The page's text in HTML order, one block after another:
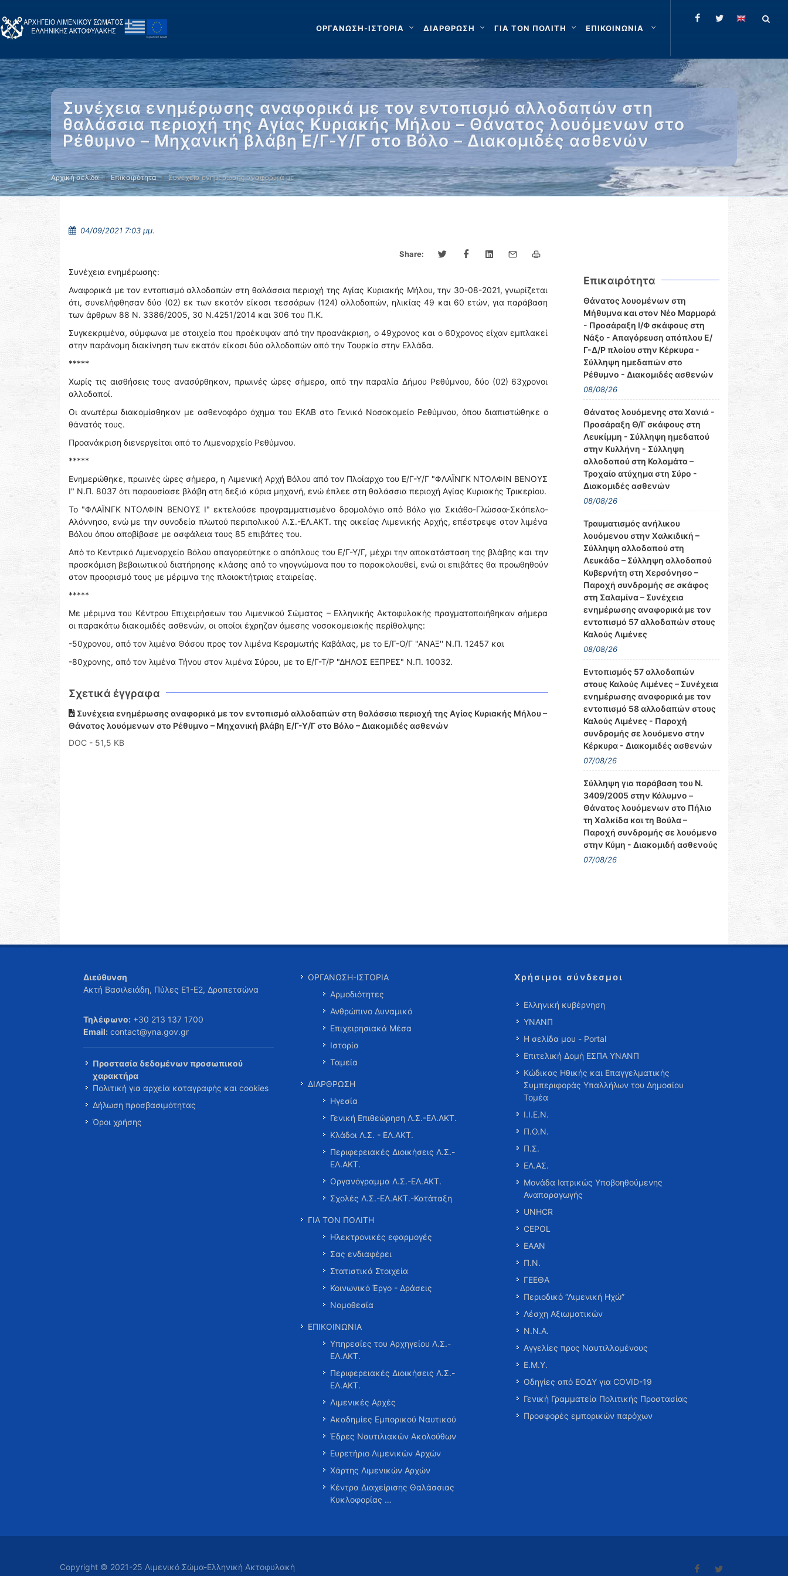
ΟΡΓΑΝΩΣΗ-ΙΣΤΟΡΙΑ ΔΙΑΡΘΡΩΣΗ ΓΙΑ ΤΟΝ ΠΟΛΙΤΗ ΕΠΙΚΟΙΝΩΝΙΑ
Συνέχεια ενημέρωσης αναφορικά με τον εντοπισμό αλλοδαπών στη
θαλάσσια περιοχή της Αγίας Κυριακής Μήλου – Θάνατος λουόμενων στο
Ρέθυμνο – Μηχανική βλάβη Ε/Γ-Υ/Γ στο Βόλο – Διακομιδές ασθενών
Αρχική σελίδα Επικαιρότητα Συνέχεια ενημέρωσης αναφορικά με …
04/09/2021 7:03 μμ.
Share:
Συνέχεια ενημέρωσης:
Αναφορικά με τον εντοπισμό αλλοδαπών στη θαλάσσια περιοχή της Αγίας Κυριακής Μήλου, την 30-08-2021, γνωρίζεται
ότι, συνελήφθησαν δύο (02) εκ των εκατόν είκοσι τεσσάρων (124) αλλοδαπών, ηλικίας 49 και 60 ετών, για παράβαση
των άρθρων 88 Ν. 3386/2005, 30 Ν.4251/2014 και 306 του Π.Κ.
Συγκεκριμένα, σύμφωνα με στοιχεία που προέκυψαν από την προανάκριση, ο 49χρονος και ο 60χρονος είχαν εμπλακεί
στην παράνομη διακίνηση των εκατόν είκοσι δύο αλλοδαπών από την Τουρκία στην Ελλάδα.
*****
Χωρίς τις αισθήσεις τους ανασύρθηκαν, πρωινές ώρες σήμερα, από την παραλία Δήμου Ρεθύμνου, δύο (02) 63χρονοι
αλλοδαποί.
Οι ανωτέρω διακομίσθηκαν με ασθενοφόρο όχημα του ΕΚΑΒ στο Γενικό Νοσοκομείο Ρεθύμνου, όπου διαπιστώθηκε ο
θάνατός τους.
Προανάκριση διενεργείται από το Λιμεναρχείο Ρεθύμνου.
*****
Ενημερώθηκε, πρωινές ώρες σήμερα, η Λιμενική Αρχή Βόλου από τον Πλοίαρχο του Ε/Γ-Υ/Γ "ΦΛΑΪΝΓΚ ΝΤΟΛΦΙΝ ΒΕΝΟΥΣ
Ι" Ν.Π. 8037 ότι παρουσίασε βλάβη στη δεξιά κύρια μηχανή, ενώ έπλεε στη θαλάσσια περιοχή Αγίας Κυριακής Τρικερίου.
Το "ΦΛΑΪΝΓΚ ΝΤΟΛΦΙΝ ΒΕΝΟΥΣ Ι" εκτελούσε προγραμματισμένο δρομολόγιο από Βόλο για Σκιάθο-Γλώσσα-Σκόπελο-
Αλόννησο, ενώ με την συνοδεία πλωτού περιπολικού Λ.Σ.-ΕΛ.ΑΚΤ. της οικείας Λιμενικής Αρχής, επέστρεψε στον λιμένα
Βόλου όπου αποβίβασε με ασφάλεια τους 85 επιβάτες του.
Από το Κεντρικό Λιμεναρχείο Βόλου απαγορεύτηκε ο απόπλους του Ε/Γ-Υ/Γ, μέχρι την αποκατάσταση της βλάβης και την
προσκόμιση βεβαιωτικού διατήρησης κλάσης από το νηογνώμονα που το παρακολουθεί, ενώ οι επιβάτες θα προωθηθούν
στον προορισμό τους με μέριμνα της πλοιοκτήτριας εταιρείας.
*****
Με μέριμνα του Κέντρου Επιχειρήσεων του Λιμενικού Σώματος – Ελληνικής Ακτοφυλακής πραγματοποιήθηκαν σήμερα
οι παρακάτω διακομιδές ασθενών, οι οποίοι έχρηζαν άμεσης νοσοκομειακής περίθαλψης:
-50χρονου, από τον λιμένα Θάσου προς τον λιμένα Κεραμωτής Καβάλας, με το Ε/Γ-Ο/Γ ''ΑΝΑΞ'' Ν.Π. 12457 και
-80χρονης, από τον λιμένα Τήνου στον λιμένα Σύρου, με το Ε/Γ-Τ/Ρ "ΔΗΛΟΣ ΕΞΠΡΕΣ" Ν.Π. 10032.
Σχετικά έγγραφα
Συνέχεια ενημέρωσης αναφορικά με τον εντοπισμό αλλοδαπών στη θαλάσσια περιοχή της Αγίας Κυριακής Μήλου –
Θάνατος λουόμενων στο Ρέθυμνο – Μηχανική βλάβη Ε/Γ-Υ/Γ στο Βόλο – Διακομιδές ασθενών
DOC - 51,5 KB
Επικαιρότητα
Θάνατος λουομένων στη
Μήθυμνα και στον Νέο Μαρμαρά
- Προσάραξη Ι/Φ σκάφους στη
Νάξο - Απαγόρευση απόπλου Ε/
Γ-Δ/Ρ πλοίου στην Κέρκυρα -
Σύλληψη ημεδαπών στο
Ρέθυμνο - Διακομιδές ασθενών
08/08/26
Θάνατος λουόμενης στα Χανιά -
Προσάραξη Θ/Γ σκάφους στη
Λευκίμμη - Σύλληψη ημεδαπού
στην Κυλλήνη - Σύλληψη
αλλοδαπού στη Καλαμάτα –
Τροχαίο ατύχημα στη Σύρο -
Διακομιδές ασθενών
08/08/26
Τραυματισμός ανήλικου
λουόμενου στην Χαλκιδική –
Σύλληψη αλλοδαπού στη
Λευκάδα – Σύλληψη αλλοδαπού
Κυβερνήτη στη Χερσόνησο –
Παροχή συνδρομής σε σκάφος
στη Σαλαμίνα – Συνέχεια
ενημέρωσης αναφορικά με τον
εντοπισμό 57 αλλοδαπών στους
Καλούς Λιμένες
08/08/26
Εντοπισμός 57 αλλοδαπών
στους Καλούς Λιμένες – Συνέχεια
ενημέρωσης αναφορικά με τον
εντοπισμό 58 αλλοδαπών στους
Καλούς Λιμένες - Παροχή
συνδρομής σε λουόμενο στην
Κέρκυρα - Διακομιδές ασθενών
07/08/26
Σύλληψη για παράβαση του Ν.
3409/2005 στην Κάλυμνο –
Θάνατος λουόμενων στο Πήλιο
τη Χαλκίδα και τη Βούλα –
Παροχή συνδρομής σε λουόμενο
στην Κύμη - Διακομιδή ασθενούς
07/08/26
Διεύθυνση
Ακτή Βασιλειάδη, Πύλες Ε1-Ε2, Δραπετσώνα
Τηλέφωνο: +30 213 137 1700
Email: contact@yna.gov.gr
Προστασία δεδομένων προσωπικού
χαρακτήρα
Πολιτική για αρχεία καταγραφής και cookies
Δήλωση προσβασιμότητας
Όροι χρήσης
ΟΡΓΑΝΩΣΗ-ΙΣΤΟΡΙΑ
Αρμοδιότητες
Ανθρώπινο Δυναμικό
Επιχειρησιακά Μέσα
Ιστορία
Ταμεία
ΔΙΑΡΘΡΩΣΗ
Ηγεσία
Γενική Επιθεώρηση Λ.Σ.-ΕΛ.ΑΚΤ.
Κλάδοι Λ.Σ. - ΕΛ.ΑΚΤ.
Περιφερειακές Διοικήσεις Λ.Σ.-
ΕΛ.ΑΚΤ.
Οργανόγραμμα Λ.Σ.-ΕΛ.ΑΚΤ.
Σχολές Λ.Σ.-ΕΛ.ΑΚΤ.-Κατάταξη
ΓΙΑ ΤΟΝ ΠΟΛΙΤΗ
Ηλεκτρονικές εφαρμογές
Σας ενδιαφέρει
Στατιστικά Στοιχεία
Κοινωνικό Έργο - Δράσεις
Νομοθεσία
ΕΠΙΚΟΙΝΩΝΙΑ
Υπηρεσίες του Αρχηγείου Λ.Σ.-
ΕΛ.ΑΚΤ.
Περιφερειακές Διοικήσεις Λ.Σ.-
ΕΛ.ΑΚΤ.
Λιμενικές Αρχές
Ακαδημίες Εμπορικού Ναυτικού
Έδρες Ναυτιλιακών Ακολούθων
Ευρετήριο Λιμενικών Αρχών
Χάρτης Λιμενικών Αρχών
Κέντρα Διαχείρισης Θαλάσσιας
Κυκλοφορίας …
Χρήσιμοι σύνδεσμοι
Ελληνική κυβέρνηση
ΥΝΑΝΠ
Η σελίδα μου - Portal
Επιτελική Δομή ΕΣΠΑ ΥΝΑΝΠ
Κώδικας Ηθικής και Επαγγελματικής
Συμπεριφοράς Υπαλλήλων του Δημοσίου
Τομέα
Ι.Ι.Ε.Ν.
Π.Ο.Ν.
Π.Σ.
ΕΛ.ΑΣ.
Μονάδα Ιατρικώς Υποβοηθούμενης
Αναπαραγωγής
UNHCR
CEPOL
ΕΑΑΝ
Π.Ν.
ΓΕΕΘΑ
Περιοδικό “Λιμενική Ηχώ”
Λέσχη Αξιωματικών
Ν.Ν.Α.
Αγγελίες προς Ναυτιλλομένους
Ε.Μ.Υ.
Οδηγίες από ΕΟΔΥ για COVID-19
Γενική Γραμματεία Πολιτικής Προστασίας
Προσφορές εμπορικών παρόχων
Copyright © 2021-25 Λιμενικό Σώμα-Ελληνική Ακτοφυλακή